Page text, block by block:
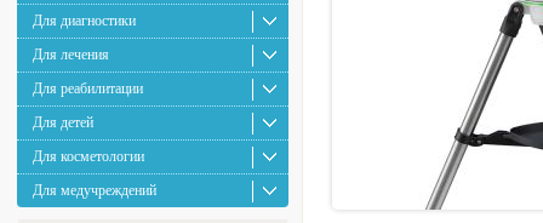
Для диагностики
Для лечения
Для реабилитации
Для детей
Для косметологии
Для медучреждений